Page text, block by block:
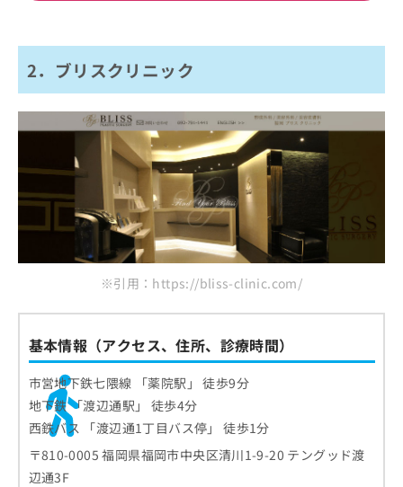
2．ブリスクリニック
※引用：https://bliss-clinic.com/
基本情報（アクセス、住所、診療時間）
市営地下鉄七隈線 「薬院駅」 徒歩9分
地下鉄 「渡辺通駅」 徒歩4分
西鉄バス 「渡辺通1丁目バス停」 徒歩1分
〒810-0005 福岡県福岡市中央区清川1-9-20 テングッド渡
辺通3F